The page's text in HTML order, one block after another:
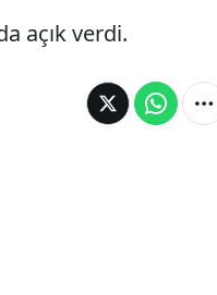
açık verdi.